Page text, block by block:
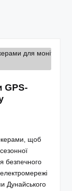
GPS-
щоб
безпечного
Дунайського